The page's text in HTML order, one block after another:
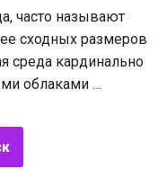
часто называют
сходных размеров
среда кардинально
облаками …